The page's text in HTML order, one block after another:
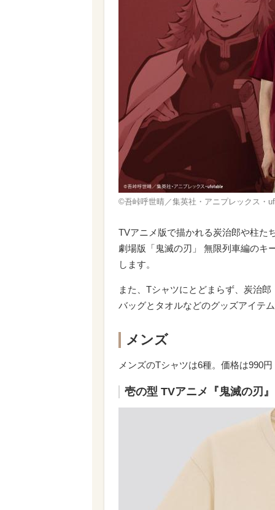
©吾峠呼世晴／集英社・アニプレックス・
TVアニメ版で描かれる炭治郎や柱た
劇場版「鬼滅の刃」 無限列車編のキ
します。
また、Tシャツにとどまらず、炭治
バッグとタオルなどのグッズアイテ
メンズ
メンズのTシャツは6種。価格は990
壱の型 TVアニメ『鬼滅の刃